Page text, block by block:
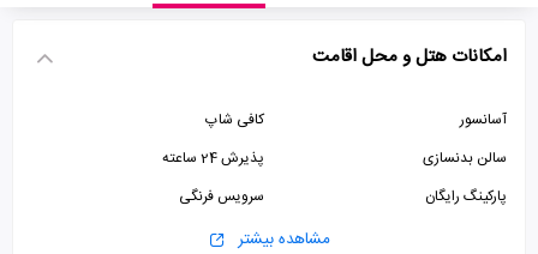
امکانات هتل و محل اقامت
آسانسور
کافی شاپ
سالن بدنسازی
پذیرش 24 ساعته
پارکینگ رایگان
سرویس فرنگی
ماساژ
مشاهده بیشتر